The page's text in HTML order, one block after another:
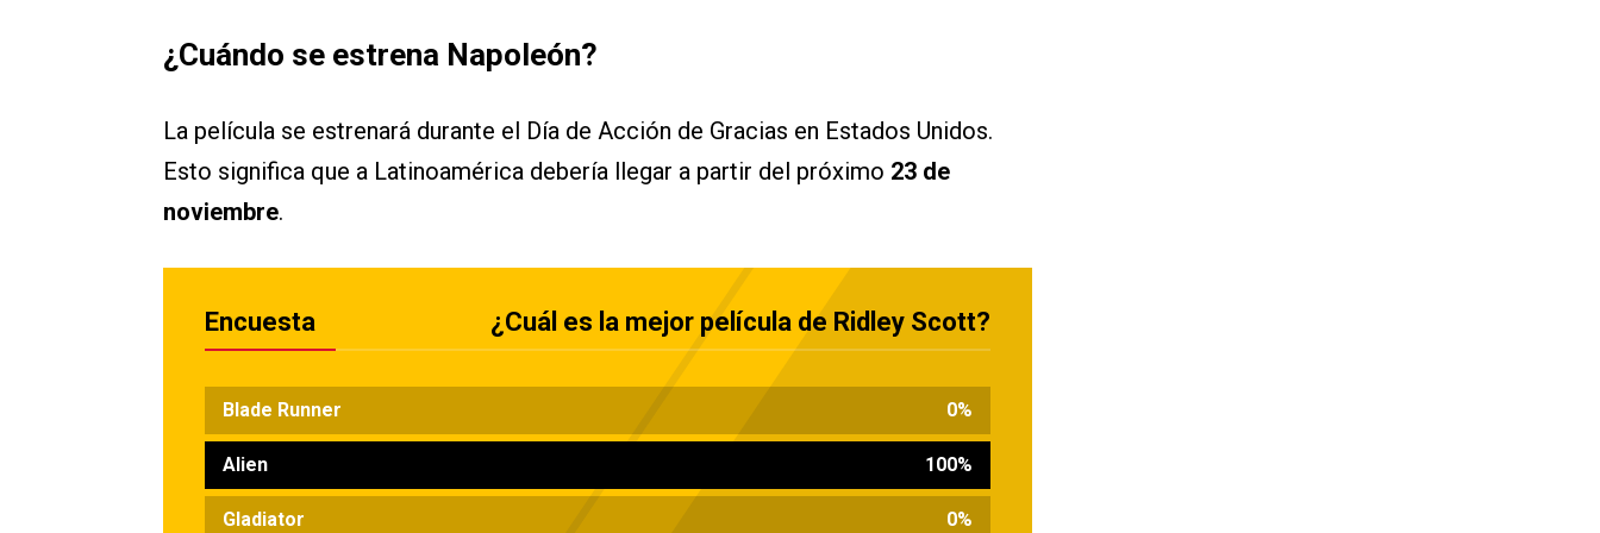
¿Cuándo se estrena Napoleón?
La película se estrenará durante el Día de Acción de Gracias en Estados Unidos.
Esto significa que a Latinoamérica debería llegar a partir del próximo 23 de
noviembre.
Encuesta ¿Cuál es la mejor película de Ridley Scott?
Blade Runner 0%
Alien 100%
Gladiator 0%